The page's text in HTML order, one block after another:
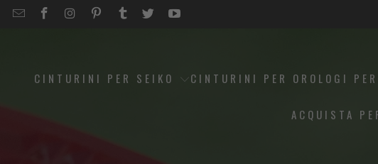
EMAILSTRAPCODE
STRAPCODE
STRAPCODE
STRAPCODE
STRAPCODE
STRAPCODE
CINTURINI PER SEIKO CINTURINI PER OROLOGI
ACQUISTA